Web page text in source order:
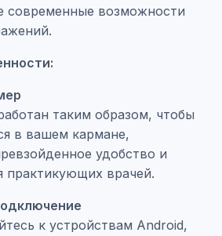
современные возможности
таким образом, чтобы
в вашем кармане,
удобство и
практикующих врачей.
к устройствам Android,